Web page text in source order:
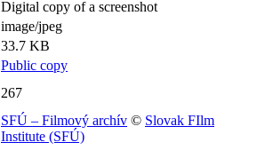
Digital copy of a screenshot
image/jpeg
33.7 KB
Public copy
267
SFÚ – Filmový archív © Slovak FIlm
Institute (SFÚ)